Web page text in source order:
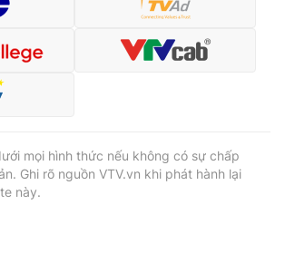
mọi hình thức nếu không có sự chấp
Ghi rõ nguồn VTV.vn khi phát hành lại
này.